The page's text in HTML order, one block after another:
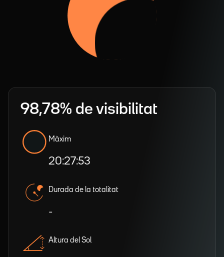
98,78% de visibilitat
Màxim
20:27:53
Durada de la totalitat
-
Altura del Sol